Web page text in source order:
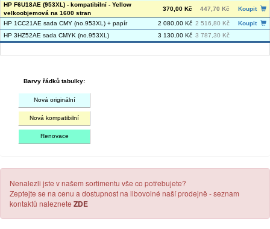
HP F6U18AE (953XL) - kompatibilní - Yellow
velkoobjemová na 1600 stran
370,00 Kč 447,70 Kč Koupit
HP 1CC21AE sada CMY (no.953XL) + papír 2 080,00 Kč 2 516,80 Kč
Koupit
HP 3HZ52AE sada CMYK (no.953XL)
3 130,00 Kč 3 787,30 Kč
Barvy řádků tabulky:
Nová originální
Nová kompatibilní
Renovace
Nenalezli jste v našem sortimentu vše co potřebujete?
Zeptejte se na cenu a dostupnost na libovolné naší prodejně - seznam
kontaktů naleznete ZDE